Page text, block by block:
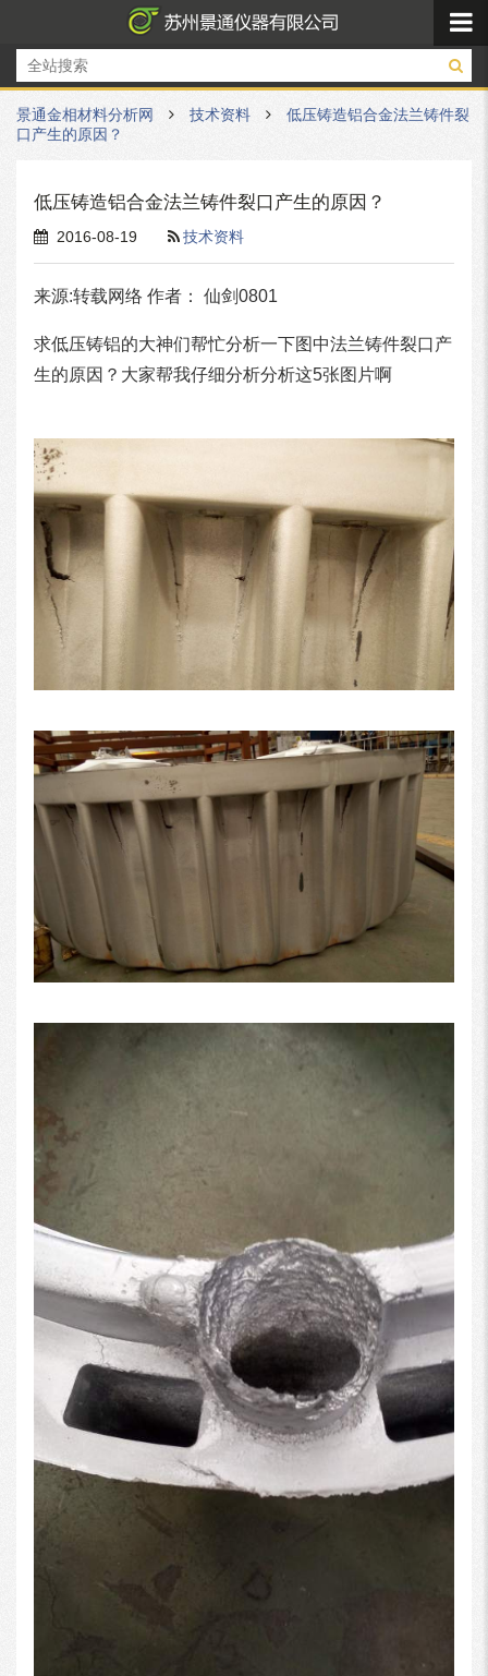
景通金相材料分析网 技术资料
低压铸造铝合金法兰铸件裂
口产生的原因？
低压铸造铝合金法兰铸件裂口产生的原因？
2016-08-19 技术资料
来源:转载网络 作者： 仙剑0801
求低压铸铝的大神们帮忙分析一下图中法兰铸件裂口产
生的原因？大家帮我仔细分析分析这5张图片啊